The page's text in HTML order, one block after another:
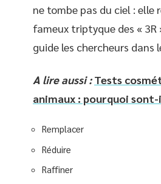
ne tombe pas du ciel : elle
fameux triptyque des « 3R
guide les chercheurs dans
A lire aussi : Tests
animaux : pourquoi sont-
Remplacer
Réduire
Raffiner